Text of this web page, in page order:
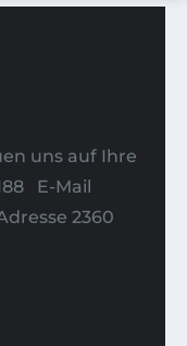
uns auf Ihre
E-Mail
2360